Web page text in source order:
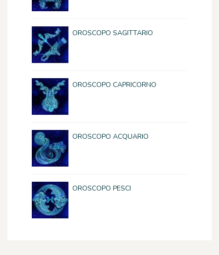
OROSCOPO SAGITTARIO
OROSCOPO CAPRICORNO
OROSCOPO ACQUARIO
OROSCOPO PESCI